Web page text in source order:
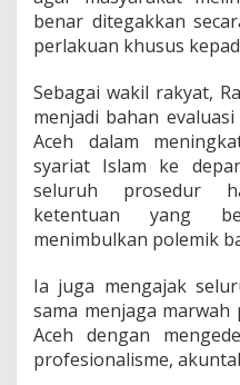
benar ditegakkan
perlakuan khusus
Sebagai wakil rakyat,
menjadi bahan
Aceh dalam
syariat Islam ke
seluruh prosedur
ketentuan yang
menimbulkan polemik
Ia juga mengajak
sama menjaga
Aceh dengan
profesionalisme,